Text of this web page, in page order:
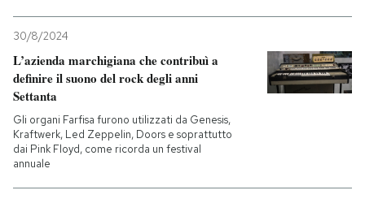
30/8/2024
L’azienda marchigiana che contribuì a
definire il suono del rock degli anni
Settanta
Gli organi Farfisa furono utilizzati da Genesis,
Kraftwerk, Led Zeppelin, Doors e soprattutto
dai Pink Floyd, come ricorda un festival
annuale